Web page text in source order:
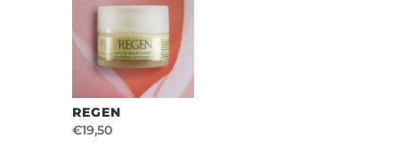
REGEN
€19,50